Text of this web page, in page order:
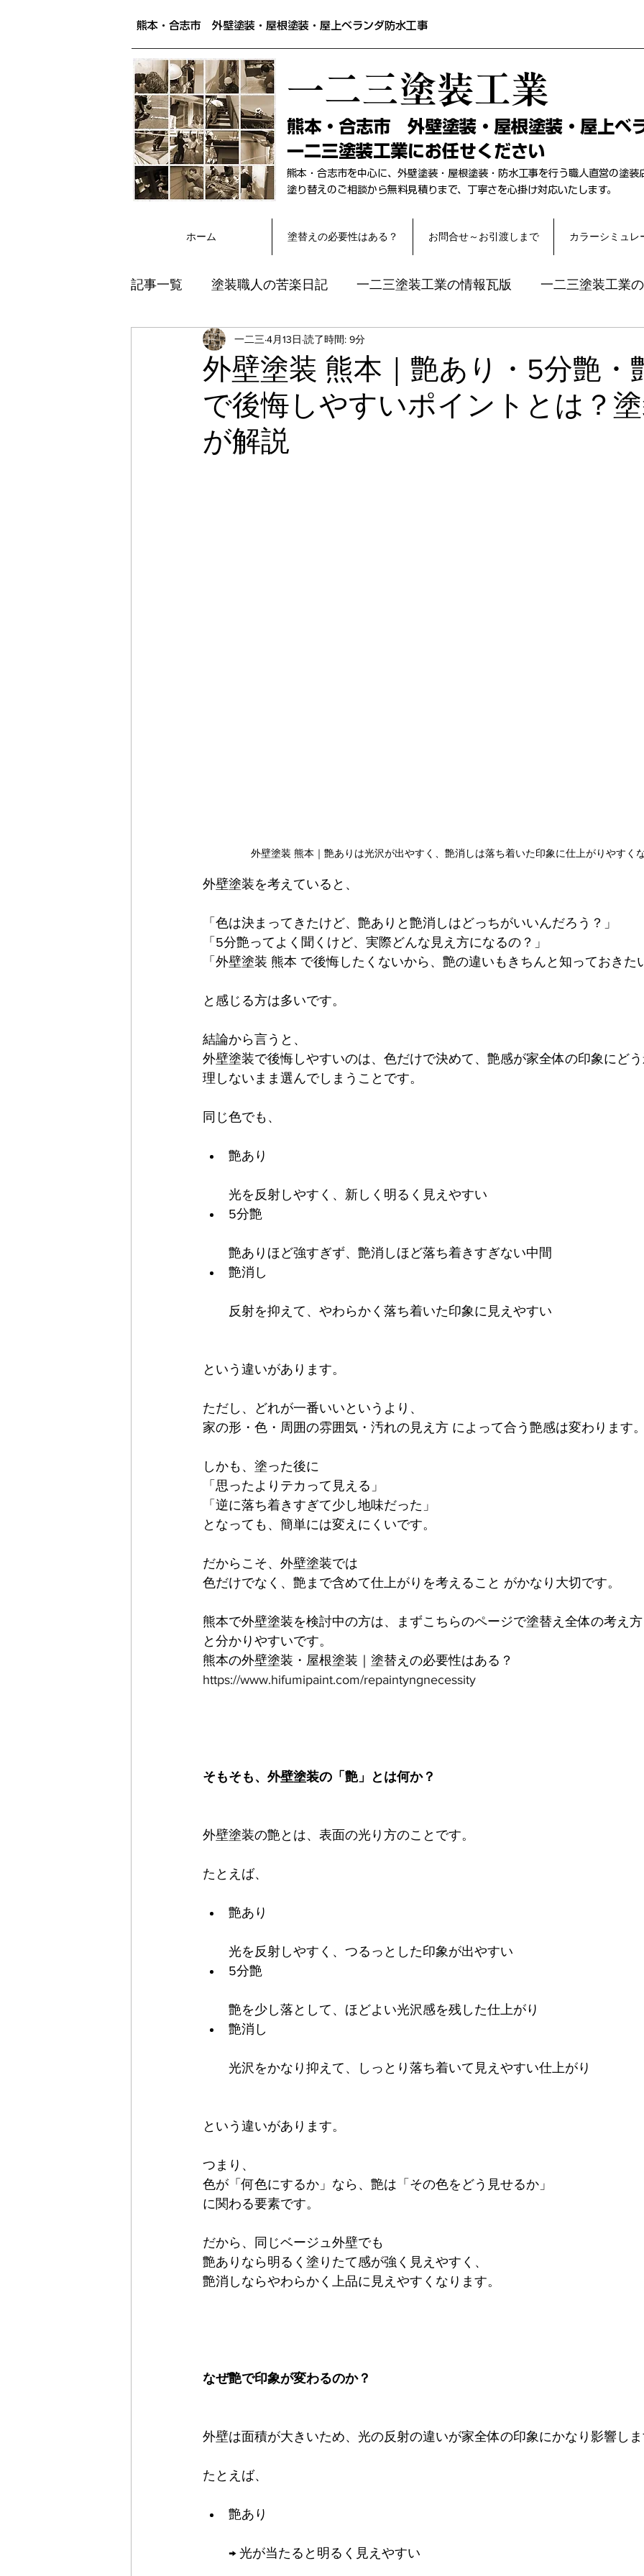
熊本・合志市 外壁塗装・屋根塗装・屋上ベランダ防水工事
一二三塗装工業
熊本・合志市 外壁塗装・屋根塗装・屋上ベ
一二三塗装工業にお任せください
熊本・合志市を中心に、外壁塗装・屋根塗装・防水工事を行う職人直営の塗装
​塗り替えのご相談から無料見積りまで、丁寧さを心掛け対応いたします。
ホーム 塗替えの必要性はある？ お問合せ～お引渡しまで カラーシミュレ
記事一覧 塗装職人の苦楽日記 一二三塗装工業の情報瓦版 一二三塗装工業
施工事例 お知らせ タキロン張り替え
シーリング工事 補修工事 テナント塗装工事 洗浄工事 フロアタイ
CFシート工事 屋根塗装
外壁塗装 熊本｜艶あり・5分艶・
で後悔しやすいポイントとは？
が解説
一二三 4月13日 読了時間: 9分
外壁塗装 熊本｜艶ありは光沢が出やすく、艶消しは落ち着いた印象に仕上がりやすく
外壁塗装を考えていると、
「色は決まってきたけど、艶ありと艶消しはどっちがいいんだろう？」
「5分艶ってよく聞くけど、実際どんな見え方になるの？」
「外壁塗装 熊本 で後悔したくないから、艶の違いもきちんと知っておきた
と感じる方は多いです。
結論から言うと、
外壁塗装で後悔しやすいのは、色だけで決めて、艶感が家全体の印象にど
理しないまま選んでしまうことです。
同じ色でも、
艶あり
光を反射しやすく、新しく明るく見えやすい
5分艶
艶ありほど強すぎず、艶消しほど落ち着きすぎない中間
艶消し
反射を抑えて、やわらかく落ち着いた印象に見えやすい
という違いがあります。
ただし、どれが一番いいというより、
家の形・色・周囲の雰囲気・汚れの見え方 によって合う艶感は変わります
しかも、塗った後に
「思ったよりテカって見える」
「逆に落ち着きすぎて少し地味だった」
となっても、簡単には変えにくいです。
だからこそ、外壁塗装では
色だけでなく、艶まで含めて仕上がりを考えること がかなり大切です。
熊本で外壁塗装を検討中の方は、まずこちらのページで塗替え全体の考え
と分かりやすいです。
熊本の外壁塗装・屋根塗装｜塗替えの必要性はある？
https://www.hifumipaint.com/repaintyngnecessity
そもそも、外壁塗装の「艶」とは何か？
外壁塗装の艶とは、表面の光り方のことです。
たとえば、
艶あり
光を反射しやすく、つるっとした印象が出やすい
5分艶
艶を少し落として、ほどよい光沢感を残した仕上がり
艶消し
光沢をかなり抑えて、しっとり落ち着いて見えやすい仕上がり
という違いがあります。
つまり、
色が「何色にするか」なら、艶は「その色をどう見せるか」
に関わる要素です。
だから、同じベージュ外壁でも
艶ありなら明るく塗りたて感が強く見えやすく、
艶消しならやわらかく上品に見えやすくなります。
なぜ艶で印象が変わるのか？
外壁は面積が大きいため、光の反射の違いが家全体の印象にかなり影響し
たとえば、
艶あり
→ 光が当たると明るく見えやすい